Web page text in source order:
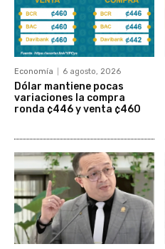
Economía 6 agosto, 2026
Dólar mantiene pocas
variaciones la compra
ronda ¢446 y venta ¢460